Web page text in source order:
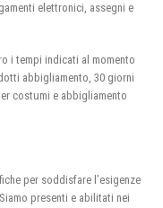
elettronici, assegni e
i tempi indicati al momento
abbigliamento, 30 giorni
costumi e abbigliamento
per soddisfare l’esigenze
presenti e abilitati nei